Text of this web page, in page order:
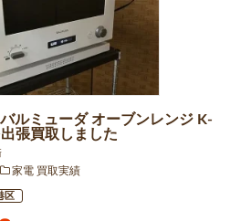
ルミューダ オーブンレンジ K-
張買取しました
家電 買取実績
区